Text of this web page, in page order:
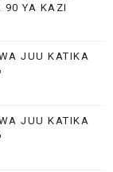
YA KAZI
JUU KATIKA
JUU KATIKA